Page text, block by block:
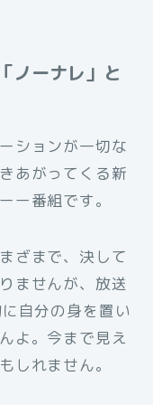
ノーナレ」と
ションが一切な
あがってくる新
ー番組です。
ざまで、決して
ませんが、放送
自分の身を置い
よ。今まで見え
しれません。